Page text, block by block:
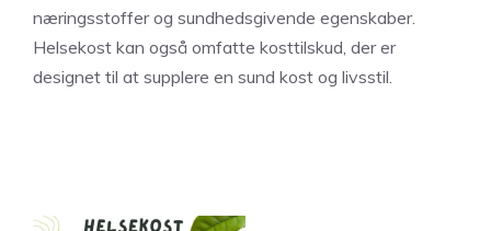
næringsstoffer og sundhedsgivende egenskaber.
Helsekost kan også omfatte kosttilskud, der er
designet til at supplere en sund kost og livsstil.